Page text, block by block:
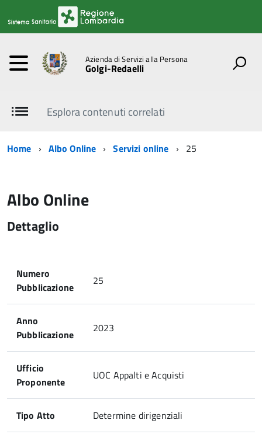
Azienda di Servizi alla Persona
Golgi-Redaelli
Esplora contenuti correlati
Home Albo Online Servizi online 25
Albo Online
Dettaglio
Numero
Pubblicazione
25
Anno
Pubblicazione
2023
Ufficio
Proponente
UOC Appalti e Acquisti
Tipo Atto Determine dirigenziali